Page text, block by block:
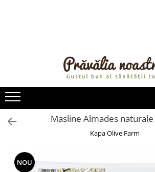
ULEIURI ȘI UNTURI
MĂSLINE
NUCI ȘI SEMINȚE
FRUCTE DESHIDRATATE
ÎNDULCITORI NATURALI / MIERE
FRUCTE LA CONSERVĂ
OȚETURI ȘI SOSURI
Masline Almades naturale
Kapa Olive Farm
NOU